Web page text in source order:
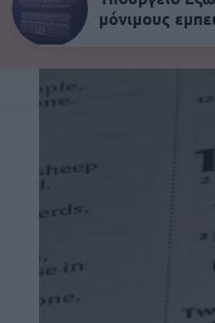
μόνιμους